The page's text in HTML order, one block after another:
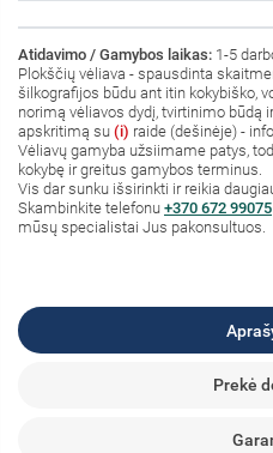
Atidavimo / Gamybos laikas: 1-5
Plokščių vėliava - spausdinta
šilkografijos būdu ant itin kokybiško,
norimą vėliavos dydį, tvirtinimo būdą
apskritimą su (i) raide (dešinėje) -
Vėliavų gamyba užsiimame patys,
kokybę ir greitus gamybos terminus.
Vis dar sunku išsirinkti ir reikia
Skambinkite telefonu +370 672 99075
mūsų specialistai Jus pakonsultuos.
Prekė